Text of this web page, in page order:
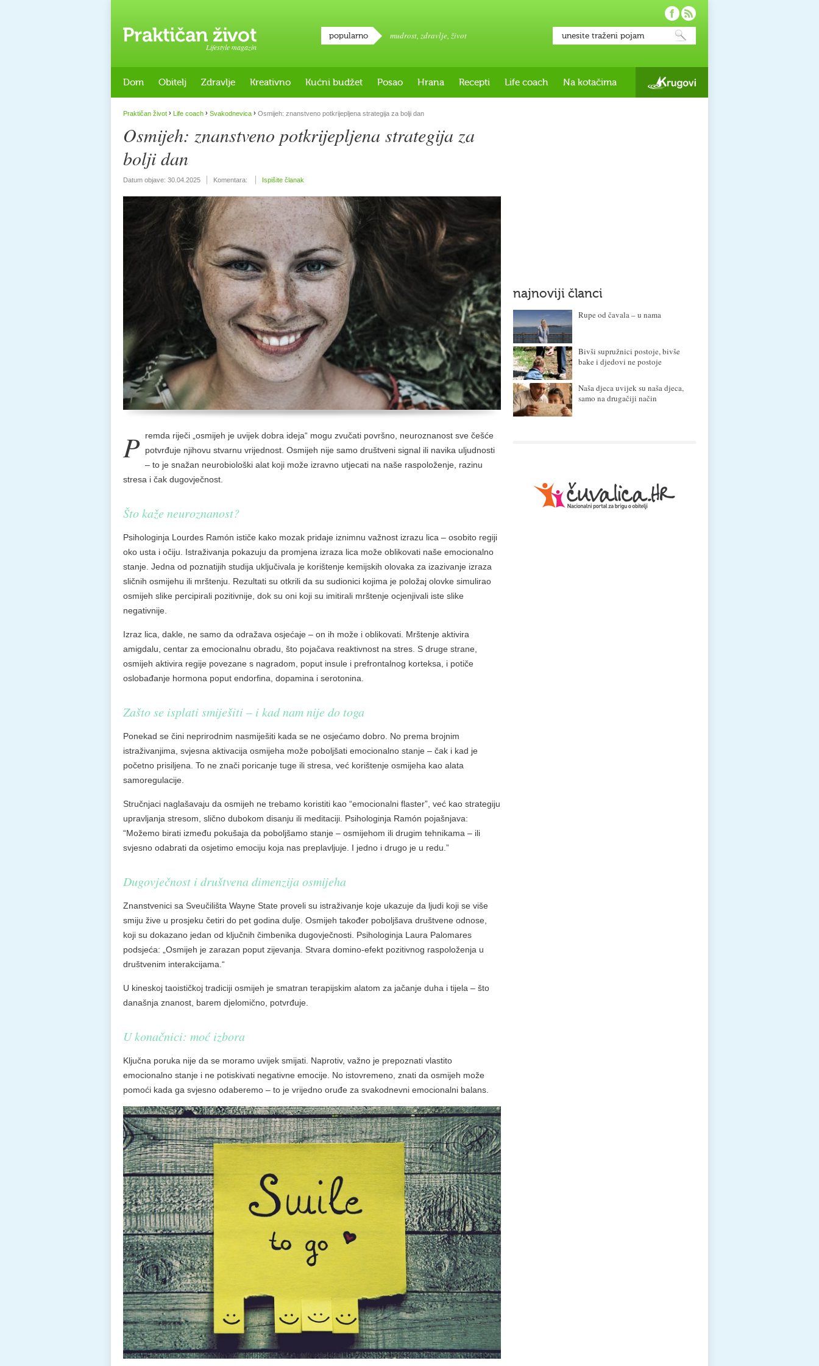
Lifestyle magazin
popularno mudrost, zdravlje, život
Dom Obitelj Zdravlje Kreativno Kućni budžet Posao Hrana Recepti Life coach Na kotačima
Praktičan život › Life coach › Svakodnevica › Osmijeh: znanstveno potkrijepljena strategija za bolji dan
Osmijeh: znanstveno potkrijepljena strategija za
bolji dan
Datum objave: 30.04.2025 Komentara: Ispišite članak
P remda riječi „osmijeh je uvijek dobra ideja“ mogu zvučati površno, neuroznanost sve češće
potvrđuje njihovu stvarnu vrijednost. Osmijeh nije samo društveni signal ili navika uljudnosti
– to je snažan neurobiološki alat koji može izravno utjecati na naše raspoloženje, razinu
stresa i čak dugovječnost.
Što kaže neuroznanost?
Psihologinja Lourdes Ramón ističe kako mozak pridaje iznimnu važnost izrazu lica – osobito regiji
oko usta i očiju. Istraživanja pokazuju da promjena izraza lica može oblikovati naše emocionalno
stanje. Jedna od poznatijih studija uključivala je korištenje kemijskih olovaka za izazivanje izraza
sličnih osmijehu ili mrštenju. Rezultati su otkrili da su sudionici kojima je položaj olovke simulirao
osmijeh slike percipirali pozitivnije, dok su oni koji su imitirali mrštenje ocjenjivali iste slike
negativnije.
Izraz lica, dakle, ne samo da odražava osjećaje – on ih može i oblikovati. Mrštenje aktivira
amigdalu, centar za emocionalnu obradu, što pojačava reaktivnost na stres. S druge strane,
osmijeh aktivira regije povezane s nagradom, poput insule i prefrontalnog korteksa, i potiče
oslobađanje hormona poput endorfina, dopamina i serotonina.
Zašto se isplati smiješiti – i kad nam nije do toga
Ponekad se čini neprirodnim nasmiješiti kada se ne osjećamo dobro. No prema brojnim
istraživanjima, svjesna aktivacija osmijeha može poboljšati emocionalno stanje – čak i kad je
početno prisiljena. To ne znači poricanje tuge ili stresa, već korištenje osmijeha kao alata
samoregulacije.
Stručnjaci naglašavaju da osmijeh ne trebamo koristiti kao “emocionalni flaster”, već kao strategiju
upravljanja stresom, slično dubokom disanju ili meditaciji. Psihologinja Ramón pojašnjava:
“Možemo birati između pokušaja da poboljšamo stanje – osmijehom ili drugim tehnikama – ili
svjesno odabrati da osjetimo emociju koja nas preplavljuje. I jedno i drugo je u redu.”
Dugovječnost i društvena dimenzija osmijeha
Znanstvenici sa Sveučilišta Wayne State proveli su istraživanje koje ukazuje da ljudi koji se više
smiju žive u prosjeku četiri do pet godina dulje. Osmijeh također poboljšava društvene odnose,
koji su dokazano jedan od ključnih čimbenika dugovječnosti. Psihologinja Laura Palomares
podsjeća: „Osmijeh je zarazan poput zijevanja. Stvara domino-efekt pozitivnog raspoloženja u
društvenim interakcijama.“
U kineskoj taoističkoj tradiciji osmijeh je smatran terapijskim alatom za jačanje duha i tijela – što
današnja znanost, barem djelomično, potvrđuje.
U konačnici: moć izbora
Ključna poruka nije da se moramo uvijek smijati. Naprotiv, važno je prepoznati vlastito
emocionalno stanje i ne potiskivati negativne emocije. No istovremeno, znati da osmijeh može
pomoći kada ga svjesno odaberemo – to je vrijedno oruđe za svakodnevni emocionalni balans.
najnoviji članci
Rupe od čavala – u nama
Bivši supružnici postoje, bivše
bake i djedovi ne postoje
Naša djeca uvijek su naša djeca,
samo na drugačiji način